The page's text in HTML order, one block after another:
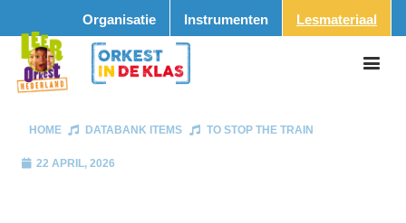
Organisatie Instrumenten Lesmateriaal
HOME DATABANK ITEMS TO STOP THE TRAIN
22 APRIL, 2026